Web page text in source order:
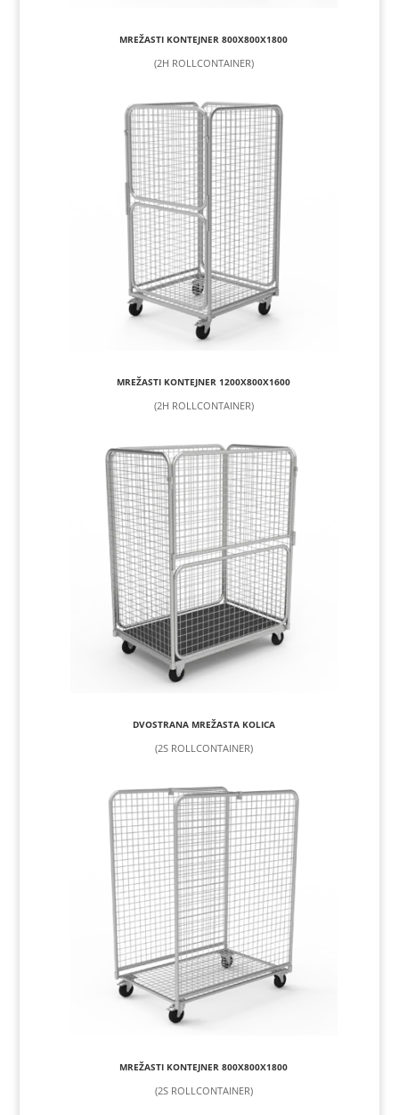
MREŽASTI KONTEJNER 800X800X1800
(2H ROLLCONTAINER)
MREŽASTI KONTEJNER 1200X800X1600
(2H ROLLCONTAINER)
DVOSTRANA MREŽASTA KOLICA
(2S ROLLCONTAINER)
MREŽASTI KONTEJNER 800X800X1800
(2S ROLLCONTAINER)